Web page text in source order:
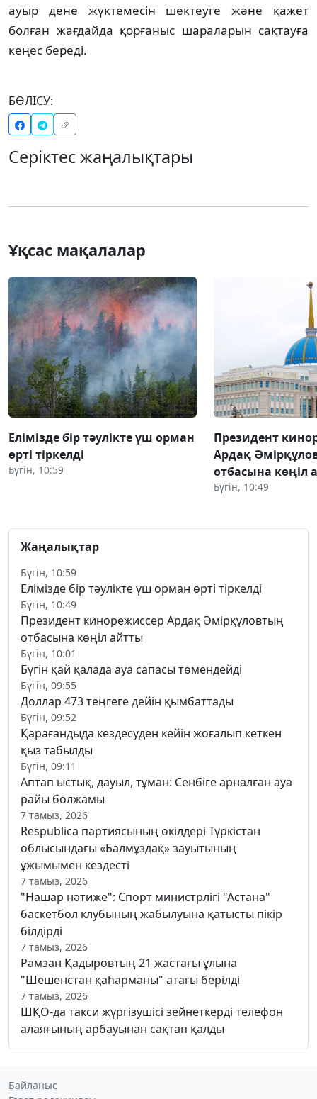
ауыр дене жүктемесін шектеуге және қажет
болған жағдайда қорғаныс шараларын сақтауға
кеңес береді.
БӨЛІСУ:
Серіктес жаңалықтары
Ұқсас мақалалар
Елімізде бір тәулікте үш орман
өрті тіркелді
Бүгін, 10:59
Президент
Ардақ
отбасына көңіл
Бүгін, 10:49
Жаңалықтар
Бүгін, 10:59
Елімізде бір тәулікте үш орман өрті тіркелді
Бүгін, 10:49
Президент кинорежиссер Ардақ Әмірқұловтың
отбасына көңіл айтты
Бүгін, 10:01
Бүгін қай қалада ауа сапасы төмендейді
Бүгін, 09:55
Доллар 473 теңгеге дейін қымбаттады
Бүгін, 09:52
Қарағандыда кездесуден кейін жоғалып кеткен
қыз табылды
Бүгін, 09:11
Аптап ыстық, дауыл, тұман: Сенбіге арналған ауа
райы болжамы
7 тамыз, 2026
Respublica партиясының өкілдері Түркістан
облысындағы «Балмұздақ» зауытының
ұжымымен кездесті
7 тамыз, 2026
"Нашар нәтиже": Спорт министрлігі "Астана"
баскетбол клубының жабылуына қатысты пікір
білдірді
7 тамыз, 2026
Рамзан Қадыровтың 21 жастағы ұлына
"Шешенстан қаһарманы" атағы берілді
7 тамыз, 2026
ШҚО-да такси жүргізушісі зейнеткерді телефон
алаяғының арбауынан сақтап қалды
Байланыс